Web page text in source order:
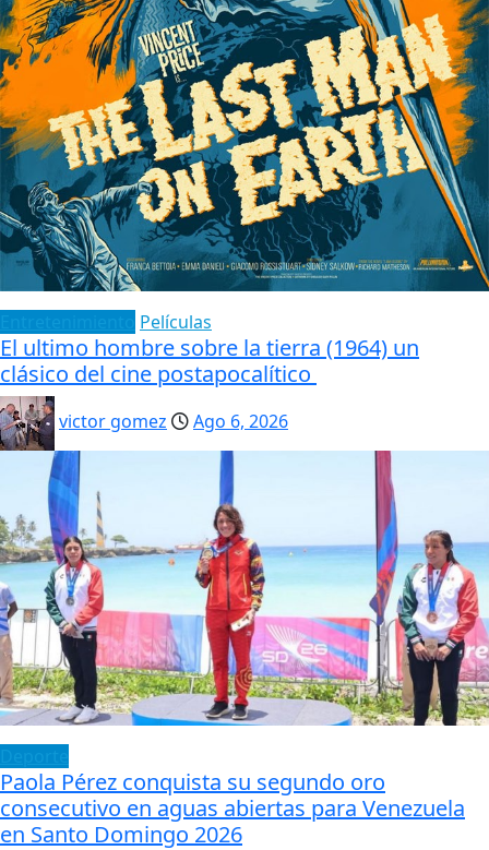
Películas
El ultimo hombre sobre la tierra (1964) un
clásico del cine postapocalítico
victor gomez Ago 6, 2026
Paola Pérez conquista su segundo oro
consecutivo en aguas abiertas para Venezuela
en Santo Domingo 2026